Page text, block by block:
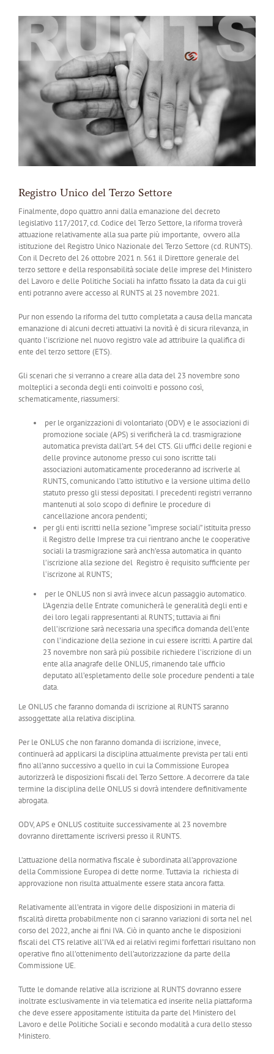
Ingrandisci
immagine
Registro Unico del Terzo Settore
Finalmente, dopo quattro anni dalla emanazione del decreto
legislativo 117/2017, cd. Codice del Terzo Settore, la riforma troverà
attuazione relativamente alla sua parte più importante, ovvero alla
istituzione del Registro Unico Nazionale del Terzo Settore (cd. RUNTS).
Con il Decreto del 26 ottobre 2021 n. 561 il Direttore generale del
terzo settore e della responsabilità sociale delle imprese del Ministero
del Lavoro e delle Politiche Sociali ha infatto fissato la data da cui gli
enti potranno avere accesso al RUNTS al 23 novembre 2021.
Pur non essendo la riforma del tutto completata a causa della mancata
emanazione di alcuni decreti attuativi la novità è di sicura rilevanza, in
quanto l’iscrizione nel nuovo registro vale ad attribuire la qualifica di
ente del terzo settore (ETS).
Gli scenari che si verranno a creare alla data del 23 novembre sono
molteplici a seconda degli enti coinvolti e possono così,
schematicamente, riassumersi:
per le organizzazioni di volontariato (ODV) e le associazioni di
promozione sociale (APS) si verificherà la cd. trasmigrazione
automatica prevista dall’art. 54 del CTS. Gli uffici delle regioni e
delle province autonome presso cui sono iscritte tali
associazioni automaticamente procederanno ad iscriverle al
RUNTS, comunicando l’atto istitutivo e la versione ultima dello
statuto presso gli stessi depositati. I precedenti registri verranno
mantenuti al solo scopo di definire le procedure di
cancellazione ancora pendenti;
per gli enti iscritti nella sezione “imprese sociali” istituita presso
il Registro delle Imprese tra cui rientrano anche le cooperative
sociali la trasmigrazione sarà anch’essa automatica in quanto
l’iscrizione alla sezione del Registro è requisito sufficiente per
l’iscrizone al RUNTS;
per le ONLUS non si avrà invece alcun passaggio automatico.
L’Agenzia delle Entrate comunicherà le generalità degli enti e
dei loro legali rappresentanti al RUNTS; tuttavia ai fini
dell’iscrizione sarà necessaria una specifica domanda dell’ente
con l’indicazione della sezione in cui essere iscritti. A partire dal
23 novembre non sarà più possibile richiedere l’iscrizione di un
ente alla anagrafe delle ONLUS, rimanendo tale ufficio
deputato all’espletamento delle sole procedure pendenti a tale
data.
Le ONLUS che faranno domanda di iscrizione al RUNTS saranno
assoggettate alla relativa disciplina.
Per le ONLUS che non faranno domanda di iscrizione, invece,
continuerà ad applicarsi la disciplina attualmente prevista per tali enti
fino all’anno successivo a quello in cui la Commissione Europea
autorizzerà le disposizioni fiscali del Terzo Settore. A decorrere da tale
termine la disciplina delle ONLUS si dovrà intendere definitivamente
abrogata.
ODV, APS e ONLUS costituite successivamente al 23 novembre
dovranno direttamente iscriversi presso il RUNTS.
L’attuazione della normativa fiscale è subordinata all’approvazione
della Commissione Europea di dette norme. Tuttavia la richiesta di
approvazione non risulta attualmente essere stata ancora fatta.
Relativamente all’entrata in vigore delle disposizioni in materia di
fiscalità diretta probabilmente non ci saranno variazioni di sorta nel nel
corso del 2022, anche ai fini IVA. Ciò in quanto anche le disposizioni
fiscali del CTS relative all’IVA ed ai relativi regimi forfettari risultano non
operative fino all’ottenimento dell’autorizzazione da parte della
Commissione UE.
Tutte le domande relative alla iscrizione al RUNTS dovranno essere
inoltrate esclusivamente in via telematica ed inserite nella piattaforma
che deve essere appositamente istituita da parte del Ministero del
Lavoro e delle Politiche Sociali e secondo modalità a cura dello stesso
Ministero.